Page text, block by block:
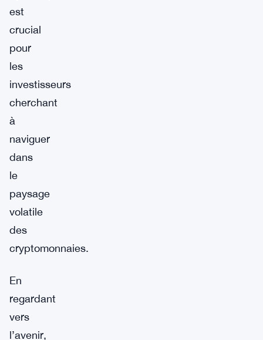
est
crucial
pour
les
investisseurs
cherchant
à
naviguer
dans
le
paysage
volatile
des
cryptomonnaies.
En
regardant
vers
l’avenir,